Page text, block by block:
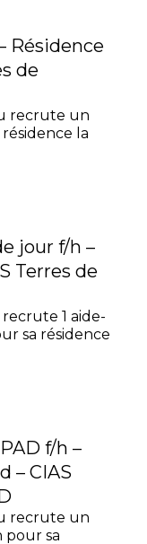
Résidence
de
recrute un
la
jour f/h –
Terres de
1 aide-
sa résidence
f/h –
– CIAS
recrute un
pour sa